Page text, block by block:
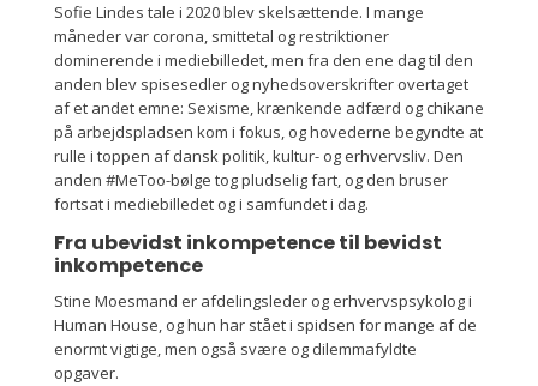
Sofie Lindes tale i 2020 blev skelsættende. I mange
måneder var corona, smittetal og restriktioner
dominerende i mediebilledet, men fra den ene dag til den
anden blev spisesedler og nyhedsoverskrifter overtaget
af et andet emne: Sexisme, krænkende adfærd og chikane
på arbejdspladsen kom i fokus, og hovederne begyndte at
rulle i toppen af dansk politik, kultur- og erhvervsliv. Den
anden #MeToo-bølge tog pludselig fart, og den bruser
fortsat i mediebilledet og i samfundet i dag.
Fra ubevidst inkompetence til bevidst
inkompetence
Stine Moesmand er afdelingsleder og erhvervspsykolog i
Human House, og hun har stået i spidsen for mange af de
enormt vigtige, men også svære og dilemmafyldte
opgaver.